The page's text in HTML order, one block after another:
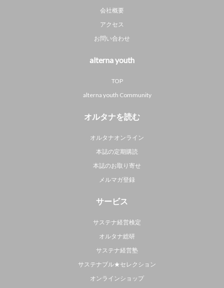
会社概要
アクセス
お問い合わせ
alterna youth
TOP
alterna youth Community
オルタナを読む
オルタナオンライン
本誌の定期購読
本誌のお取り寄せ
メルマガ登録
サービス
サステナ経営検定
オルタナ総研
サステナ経営塾
サステナブル★セレクション
オンラインショップ